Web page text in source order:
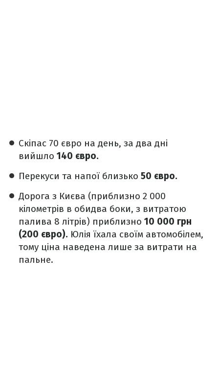
Скіпас 70 євро на день, за два дні
вийшло 140 євро.
Перекуси та напої близько 50 євро.
Дорога з Києва (приблизно 2 000
кілометрів в обидва боки, з витратою
палива 8 літрів) приблизно 10 000 грн
(200 євро). Юлія їхала своїм автомобілем,
тому ціна наведена лише за витрати на
пальне.